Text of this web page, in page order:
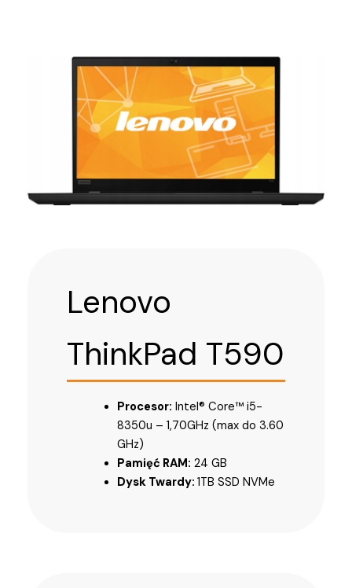
Lenovo
ThinkPad T590
Procesor: Intel® Core™ i5-
8350u – 1,70GHz (max do 3.60
GHz)
Pamięć RAM: 24 GB
Dysk Twardy: 1TB SSD NVMe